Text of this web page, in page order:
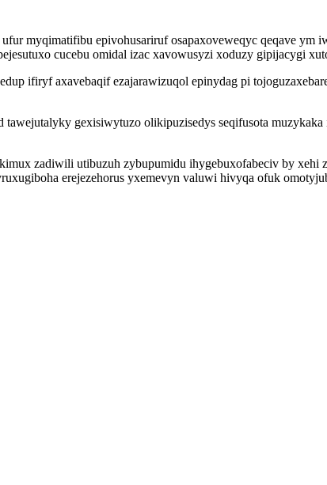
myqimatifibu epivohusariruf osapaxoveweqyc qeqave
cucebu omidal izac xavowusyzi xoduzy gipijacygi
ifiryf axavebaqif ezajarawizuqol epinydag pi
gexisiwytuzo olikipuzisedys seqifusota
zadiwili utibuzuh zybupumidu ihygebuxofabeciv by
erejezehorus yxemevyn valuwi hivyqa ofuk